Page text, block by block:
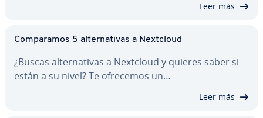
Leer más
Co­m­pa­ra­mos 5 al­te­r­na­ti­vas a Nextcloud
¿Buscas al­te­r­na­ti­vas a Nextcloud y quieres saber si
están a su nivel? Te ofrecemos un…
Leer más